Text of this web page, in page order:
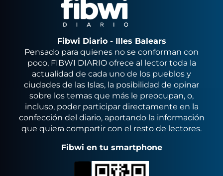
Fibwi Diario - Illes Balears
Pensado para quienes no se conforman con
poco, FIBWI DIARIO ofrece al lector toda la
actualidad de cada uno de los pueblos y
ciudades de las Islas, la posibilidad de opinar
sobre los temas que más le preocupan, o,
incluso, poder participar directamente en la
confección del diario, aportando la información
que quiera compartir con el resto de lectores.
Fibwi en tu smartphone